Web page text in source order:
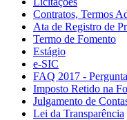
Contratos, Termos
Ata de Registro de
Termo de Fomento
Estágio
e-SIC
FAQ 2017 -
Imposto Retido na
Julgamento de
Lei da Transparência